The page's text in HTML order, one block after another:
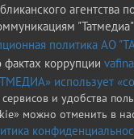
агентства
"Татмедиа"
политика АО
коррупции
использует
и удобства
можно отменить в